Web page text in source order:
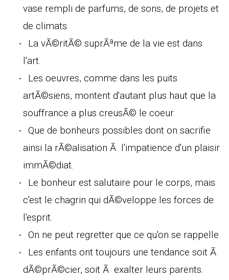
vase rempli de parfums, de sons, de projets et
de climats.
La vÃ©ritÃ© suprÃªme de la vie est dans
l'art.
Les oeuvres, comme dans les puits
artÃ©siens, montent d'autant plus haut que la
souffrance a plus creusÃ© le coeur.
Que de bonheurs possibles dont on sacrifie
ainsi la rÃ©alisation Ã l'impatience d'un plaisir
immÃ©diat.
Le bonheur est salutaire pour le corps, mais
c'est le chagrin qui dÃ©veloppe les forces de
l'esprit.
On ne peut regretter que ce qu'on se rappelle.
Les enfants ont toujours une tendance soit Ã
dÃ©prÃ©cier, soit Ã exalter leurs parents.